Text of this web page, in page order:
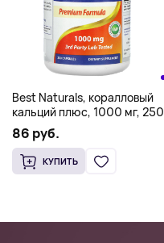
Best Naturals, коралловый
кальций плюс, 1000 мг, 250
капсул (500 мг в 1 капсуле)
86 руб.
КУПИТЬ